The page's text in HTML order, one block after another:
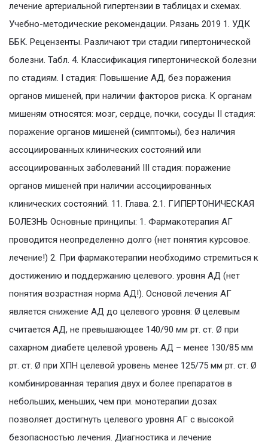
лечение артериальной гипертензии в таблицах и схемах.
Учебно-методические рекомендации. Рязань 2019 1. УДК
ББК. Рецензенты. Различают три стадии гипертонической
болезни. Табл. 4. Классификация гипертонической болезни
по стадиям. I стадия: Повышение АД, без поражения
органов мишеней, при наличии факторов риска. К органам
мишеням относятся: мозг, сердце, почки, сосуды II стадия:
поражение органов мишеней (симптомы), без наличия
ассоциированных клинических состояний или
ассоциированных заболеваний III стадия: поражение
органов мишеней при наличии ассоциированных
клинических состояний. 11. Глава. 2.1. ГИПЕРТОНИЧЕСКАЯ
БОЛЕЗНЬ Основные принципы: 1. Фармакотерапия АГ
проводится неопределенно долго (нет понятия курсовое.
лечение!) 2. При фармакотерапии необходимо стремиться к
достижению и поддержанию целевого. уровня АД (нет
понятия возрастная норма АД!). Основой лечения АГ
является снижение АД до целевого уровня: Ø целевым
считается АД, не превышающее 140/90 мм рт. ст. Ø при
сахарном диабете целевой уровень АД – менее 130/85 мм
рт. ст. Ø при ХПН целевой уровень менее 125/75 мм рт. ст. Ø
комбинированная терапия двух и более препаратов в
небольших, меньших, чем при. монотерапии дозах
позволяет достигнуть целевого уровня АГ с высокой
безопасностью лечения. Диагностика и лечение